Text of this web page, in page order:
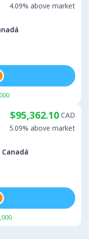
4.09% above market
$95,362.10 CAD
5.09% above market